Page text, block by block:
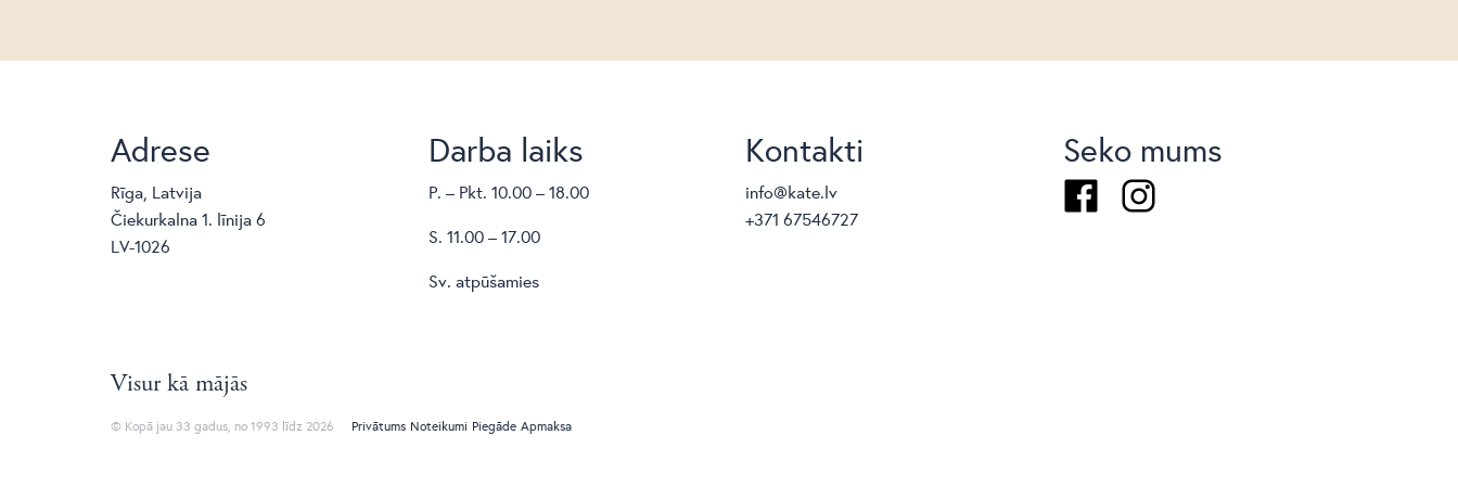
Adrese
Rīga, Latvija
Čiekurkalna 1. līnija 6
LV-1026
Darba laiks
P. – Pkt. 10.00 – 18.00
S. 11.00 – 17.00
Sv. atpūšamies
Kontakti
info@kate.lv
+371 67546727
Seko mums
FacebookInstagram
Visur kā mājās
© Kopā jau 33 gadus, no 1993 līdz 2026 Privātums Noteikumi Piegāde Apmaksa